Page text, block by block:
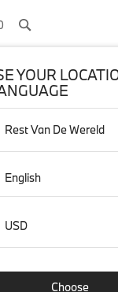
WORDT BEHEERD DOOR
YOUR
Rest Van De Wereld
English
USD
Choose